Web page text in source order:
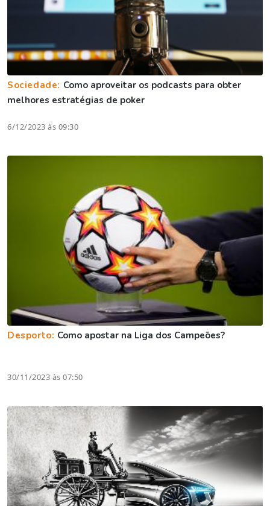
Sociedade: Como aproveitar os podcasts para obter
melhores estratégias de poker
6/12/2023 às 09:30
Desporto: Como apostar na Liga dos Campeões?
30/11/2023 às 07:50